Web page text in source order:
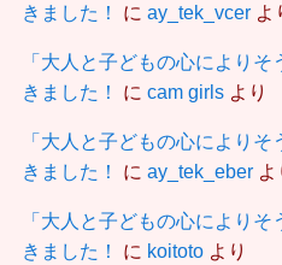
きました！
に ay_tek_vcerよ
「大人と子どもの心により
きました！
に cam girlsより
「大人と子どもの心により
きました！
に ay_tek_eberよ
「大人と子どもの心により
きました！
に koitotoより